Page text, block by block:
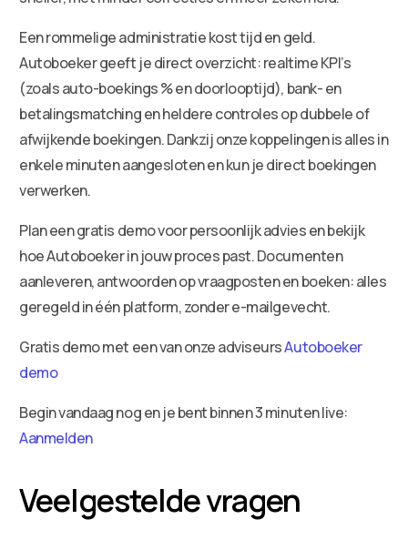
Een rommelige administratie kost tijd en geld.
Autoboeker geeft je direct overzicht: realtime KPI’s
(zoals auto-boekings % en doorlooptijd), bank- en
betalingsmatching en heldere controles op dubbele of
afwijkende boekingen. Dankzij onze koppelingen is alles in
enkele minuten aangesloten en kun je direct boekingen
verwerken.
Plan een gratis demo voor persoonlijk advies en bekijk
hoe Autoboeker in jouw proces past. Documenten
aanleveren, antwoorden op vraagposten en boeken: alles
geregeld in één platform, zonder e-mailgevecht.
Gratis demo met een van onze adviseursAutoboeker
demo
Begin vandaag nog en je bent binnen 3 minuten live:
Aanmelden
Veelgestelde vragen